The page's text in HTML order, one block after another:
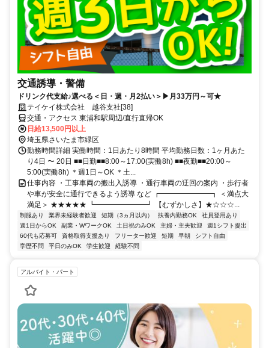
交通誘導・警備
ドリンク代支給♪選べる＜日・週・月2払い＞▶月33万円～可★
テイケイ株式会社 越谷支社[38]
交通・アクセス 東浦和駅周辺/直行直帰OK
日給13,500円以上
埼玉県さいたま市緑区
勤務時間詳細 実働時間：1日あたり8時間 平均勤務日数：1ヶ月あた
り4日 〜 20日 ■■日勤■■8:00～17:00(実働8h) ■■夜勤■■20:00～
5:00(実働8h) ＊週1日～OK ＊土...
仕事内容 ・工事車両の搬出入誘導 ・通行車両の迂回の案内 ・歩行者
や車が安全に通行できるよう誘導 など ┏━━━━━━━┓ ＜満点大
満足＞ ★★★★★ ┗━━━━━━━┛ 【むずかしさ】★☆☆☆...
制服あり 業界未経験者歓迎 短期（3ヵ月以内） 扶養内勤務OK
社員登用あり
週1日からOK
副業・WワークOK 土日祝のみOK 主婦・主夫歓迎
週1シフト提出
60代も応募可
資格取得支援あり フリーター歓迎 短期 早朝
シフト自由
学歴不問
平日のみOK 学生歓迎 経験不問
アルバイト・パート